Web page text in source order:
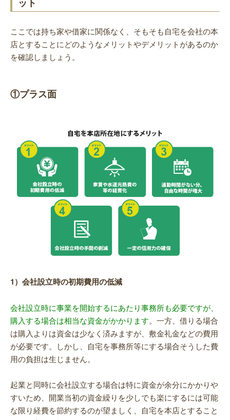
ット
ここでは持ち家や借家に関係なく、そもそも自宅を会社の本
店とすることにどのようなメリットやデメリットがあるのか
を確認しましょう。
①プラス面
1）会社設立時の初期費用の低減
会社設立時に事業を開始するにあたり事務所も必要ですが、
購入する場合は相当な資金がかかります。一方、借りる場合
は購入よりは資金は少なく済みますが、敷金礼金などの費用
が必要です。しかし、自宅を事務所等にする場合そうした費
用の負担は生じません。
起業と同時に会社設立する場合は特に資金が余分にかかりや
すいため、開業当初の資金繰りを少しでも楽にするには可能
な限り経費を節約するのが望ましく、自宅を本店とすること